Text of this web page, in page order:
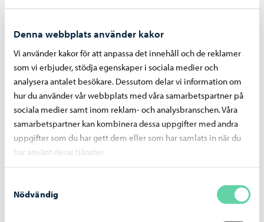
Denna webbplats använder kakor
Vi använder kakor för att anpassa det innehåll och de reklamer
som vi erbjuder, stödja egenskaper i sociala medier och
analysera antalet besökare. Dessutom delar vi information om
hur du använder vår webbplats med våra samarbetspartner på
sociala medier samt inom reklam- och analysbranschen. Våra
samarbetspartner kan kombinera dessa uppgifter med andra
uppgifter som du har gett dem eller som har samlats in när du
har använt deras tjänster.
Nödvändig
Borgå stad informerar-26.05.2026
Grundlig förbättring av Näse konstis inleds i
juni – byggarbetet kommer att påverka
användningen av området fram till hösten